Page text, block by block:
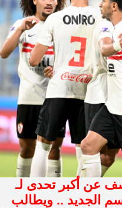
عن أكبر تحدى لـ
الجديد .. ويطالب